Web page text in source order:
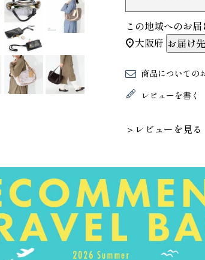
この地域へのお
大阪府 お届け
商品についての
レビューを書く
＞レビューを見る